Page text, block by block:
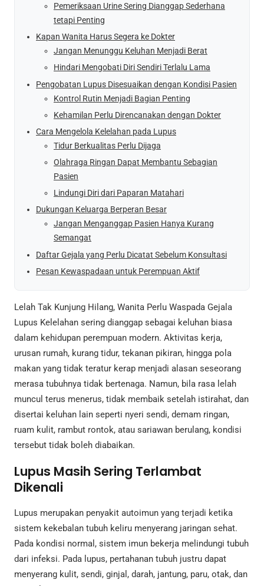
Pemeriksaan Urine Sering Dianggap Sederhana
tetapi Penting
Kapan Wanita Harus Segera ke Dokter
Jangan Menunggu Keluhan Menjadi Berat
Hindari Mengobati Diri Sendiri Terlalu Lama
Pengobatan Lupus Disesuaikan dengan Kondisi Pasien
Kontrol Rutin Menjadi Bagian Penting
Kehamilan Perlu Direncanakan dengan Dokter
Cara Mengelola Kelelahan pada Lupus
Tidur Berkualitas Perlu Dijaga
Olahraga Ringan Dapat Membantu Sebagian
Pasien
Lindungi Diri dari Paparan Matahari
Dukungan Keluarga Berperan Besar
Jangan Menganggap Pasien Hanya Kurang
Semangat
Daftar Gejala yang Perlu Dicatat Sebelum Konsultasi
Pesan Kewaspadaan untuk Perempuan Aktif
Lelah Tak Kunjung Hilang, Wanita Perlu Waspada Gejala
Lupus Kelelahan sering dianggap sebagai keluhan biasa
dalam kehidupan perempuan modern. Aktivitas kerja,
urusan rumah, kurang tidur, tekanan pikiran, hingga pola
makan yang tidak teratur kerap menjadi alasan seseorang
merasa tubuhnya tidak bertenaga. Namun, bila rasa lelah
muncul terus menerus, tidak membaik setelah istirahat, dan
disertai keluhan lain seperti nyeri sendi, demam ringan,
ruam kulit, rambut rontok, atau sariawan berulang, kondisi
tersebut tidak boleh diabaikan.
Lupus Masih Sering Terlambat
Dikenali
Lupus merupakan penyakit autoimun yang terjadi ketika
sistem kekebalan tubuh keliru menyerang jaringan sehat.
Pada kondisi normal, sistem imun bekerja melindungi tubuh
dari infeksi. Pada lupus, pertahanan tubuh justru dapat
menyerang kulit, sendi, ginjal, darah, jantung, paru, otak, dan